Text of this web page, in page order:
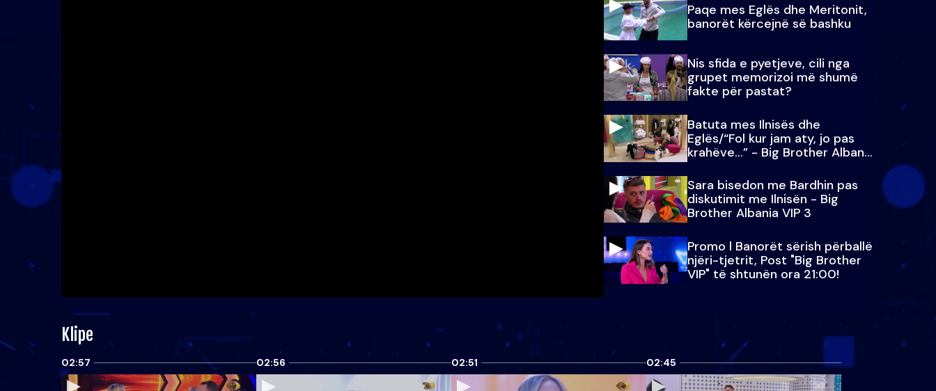
Paqe mes Eglës dhe Meritonit,
banorët kërcejnë së bashku
Nis sfida e pyetjeve, cili nga
grupet memorizoi më shumë
fakte për pastat?
Batuta mes Ilnisës dhe
Eglës/“Fol kur jam aty, jo pas
krahëve…” - Big Brother Albania
VIP 3
Sara bisedon me Bardhin pas
diskutimit me Ilnisën - Big
Brother Albania VIP 3
Promo l Banorët sërish përballë
njëri-tjetrit, Post "Big Brother
VIP" të shtunën ora 21:00!
Klipe
02:57 02:56 02:51 02:45